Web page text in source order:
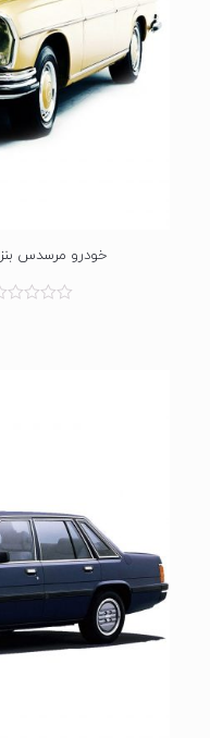
خودرو مرسدس بنز S280 W108 دنده ای سال 1968